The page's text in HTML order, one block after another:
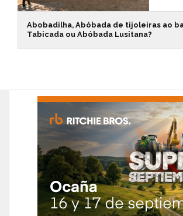
Abobadilha, Abóbada de tijoleiras ao
Tabicada ou Abóbada Lusitana?